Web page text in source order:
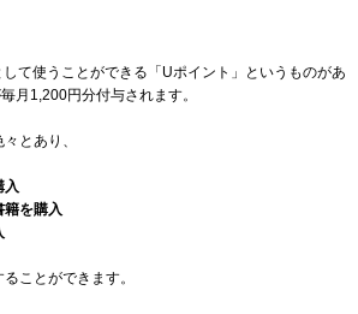
て使うことができる「Uポイント」というものがあ
月1,200円分付与されます。
とあり、
入
籍を購入
ことができます。